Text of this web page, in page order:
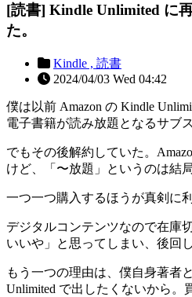
[読書] Kindle Unlimited に
た。
Kindle , 読書
2024/04/03 Wed 04:42
僕は以前 Amazon の Kindle
電子書籍が読み放題となるサブ
でもその後解約していた。
けど、「〜放題」というのは結
一つ一つ購入するほうが真剣に
デジタルコンテンツなので在庫
いいや」と思ってしまい、後回
もう一つの理由は、僕自身著者
Unlimited で出したくないから。